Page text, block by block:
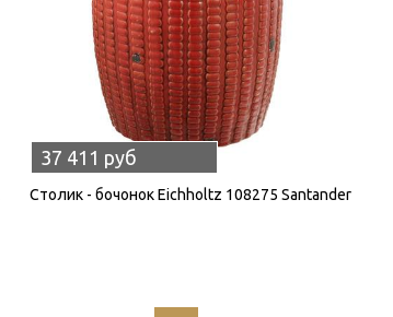
37 411 руб
Столик - бочонок Eichholtz 108275 Santander